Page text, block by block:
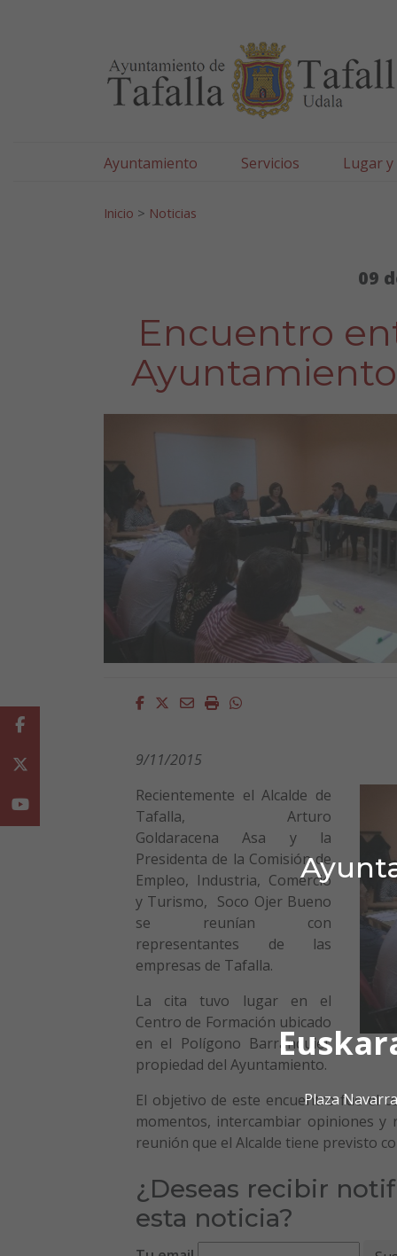
Plaza
Ayuntamiento Servicios Lugar y
Inicio > Noticias
09
Encuentro
Facebook
Twitter
EmailImprimirWhatsapp
9/11/2015
Recientemente elAlcalde de
Tafalla,Arturo
Goldaracena Asa y la
Presidenta de la Comisión de
Empleo, Industria, Comercio
y Turismo, Soco Ojer Bueno
se reunían con
representantes de las
empresas de Tafalla.
La cita tuvo lugar en el
Centro de Formación ubicado
en el Polígono Barranquiel,
propiedad del Ayuntamiento.
El objetivo de este encuentro fue el
momentos, intercambiar opiniones
reunión que el Alcalde tiene previsto
¿Deseas recibir
esta noticia?
Facebook
Youtube